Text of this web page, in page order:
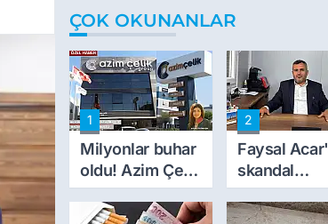
ÇOK OKUNANLAR
1
Milyonlar buhar
oldu! Azim Çelik
inşaat mağduru
ilk kez konuştu
2
Faysal
skandal
açıklamalar:
'Haluk